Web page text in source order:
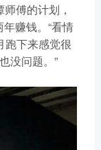
傅的计划，
赚钱。“看情
跑下来感觉很
没问题。”